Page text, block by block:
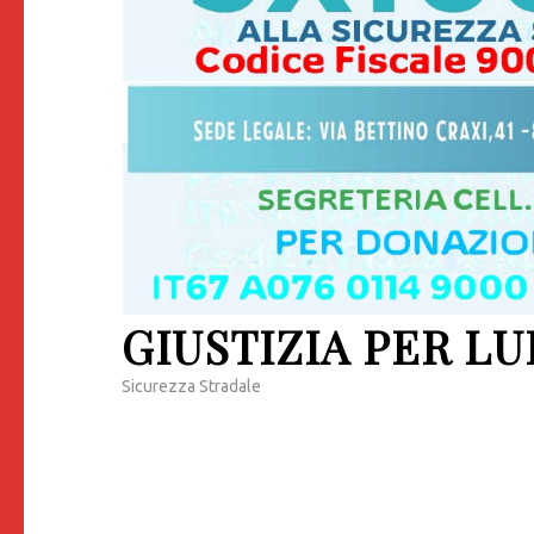
GIUSTIZIA PER
Sicurezza Stradale